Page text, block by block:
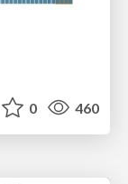
0 460